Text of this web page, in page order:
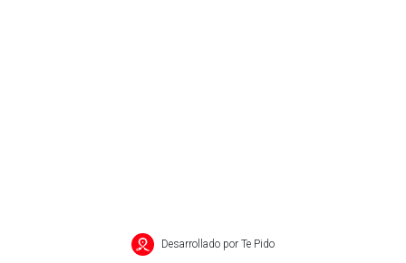
Desarrollado por Te Pido